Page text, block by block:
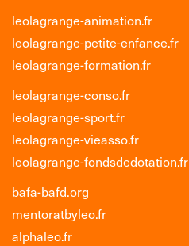
leolagrange-animation.fr
leolagrange-petite-enfance.fr
leolagrange-formation.fr
leolagrange-conso.fr
leolagrange-sport.fr
leolagrange-vieasso.fr
leolagrange-fondsdedotation.fr
bafa-bafd.org
mentoratbyleo.fr
alphaleo.fr